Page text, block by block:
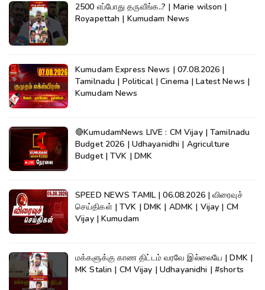
2500 எப்போது தருவீங்க..? | Marie wilson |
Royapettah | Kumudam News
Kumudam Express News | 07.08.2026 |
Tamilnadu | Political | Cinema | Latest News |
Kumudam News
🔴KumudamNews LIVE : CM Vijay | Tamilnadu
Budget 2026 | Udhayanidhi | Agriculture
Budget | TVK | DMK
SPEED NEWS TAMIL | 06.08.2026 | விரைவுச்
செய்திகள் | TVK | DMK | ADMK | Vijay | CM
Vijay | Kumudam
மக்களுக்கு காண திட்டம் வரவே இல்லையே | DMK |
MK Stalin | CM Vijay | Udhayanidhi | #shorts